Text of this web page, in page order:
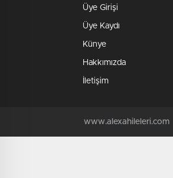
Üye Girişi
Üye Kaydı
Künye
Hakkımızda
İletişim
www.alexahileleri.com